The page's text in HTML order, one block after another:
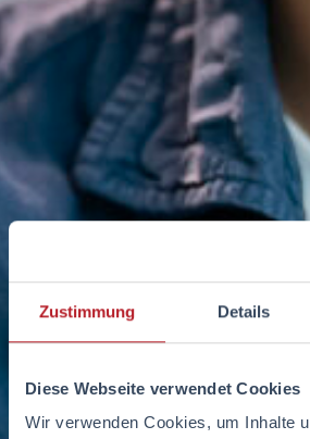
Zustimmung Details
Diese Webseite verwendet Cookies
Wir verwenden Cookies, um Inhalte